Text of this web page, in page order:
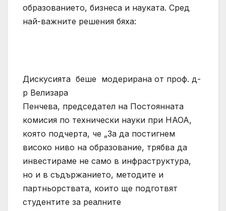
образованието, бизнеса и науката. Сред
най-важните решения бяха:
Дискусията беше модерирана от проф. д-
р Велизара
Пенчева, председател на Постоянната
комисия по технически науки при НАОА,
която подчерта, че „За да постигнем
високо ниво на образование, трябва да
инвестираме не само в инфраструктура,
но и в съдържанието, методите и
партньорствата, които ще подготвят
студентите за реалните